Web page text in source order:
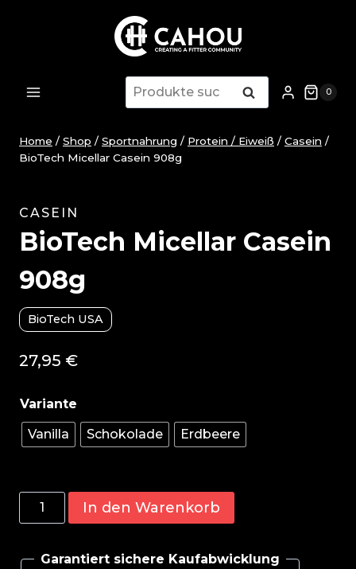
Suche
nach:
Suche 0
Home / Shop / Sportnahrung / Protein / Eiweiß / Casein /
BioTech Micellar Casein 908g
CASEIN
BioTech Micellar Casein
908g
BioTech USA
27,95 €
Vanilla Schokolade Erdbeere
BioTech
Micellar
908g
In den Warenkorb
Garantiert sichere Kaufabwicklung